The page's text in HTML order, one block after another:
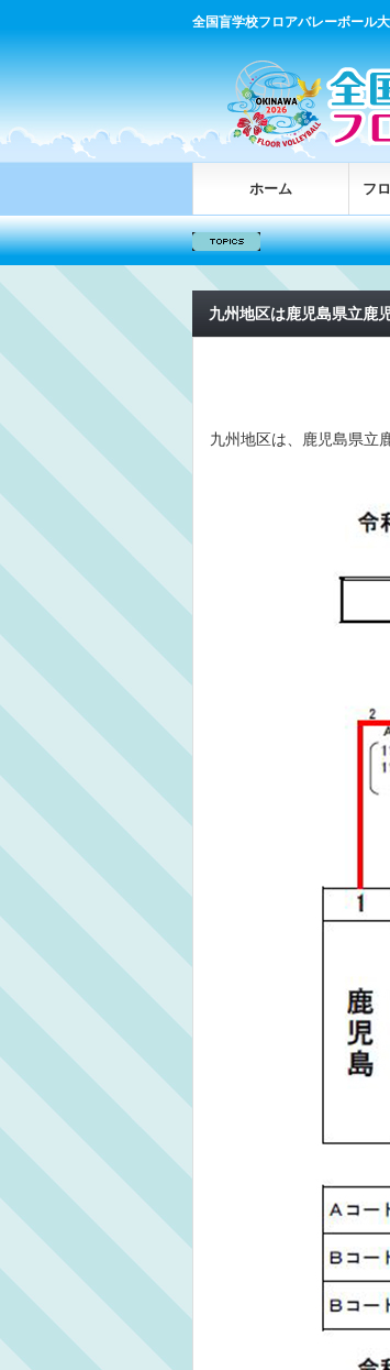
全国盲学校フロアバレーボール
ホーム フ
九州地区は鹿児島県立鹿
九州地区は、鹿児島県立